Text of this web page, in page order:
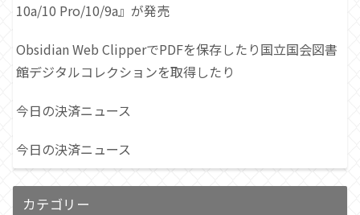
10a/10 Pro/10/9a』が発売
Obsidian Web ClipperでPDFを保存したり国立国会図書
館デジタルコレクションを取得したり
今日の決済ニュース
今日の決済ニュース
カテゴリー